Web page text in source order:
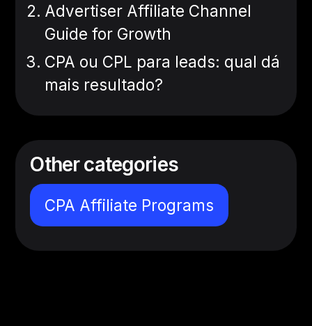
Advertiser Affiliate Channel
Guide for Growth
CPA ou CPL para leads: qual dá
mais resultado?
Other categories
CPA Affiliate Programs